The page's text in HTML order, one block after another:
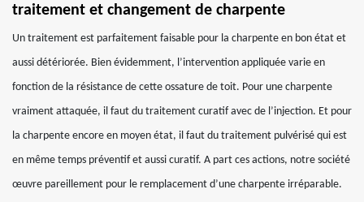
traitement et changement de charpente
Un traitement est parfaitement faisable pour la charpente en bon état et
aussi détériorée. Bien évidemment, l’intervention appliquée varie en
fonction de la résistance de cette ossature de toit. Pour une charpente
vraiment attaquée, il faut du traitement curatif avec de l’injection. Et pour
la charpente encore en moyen état, il faut du traitement pulvérisé qui est
en même temps préventif et aussi curatif. A part ces actions, notre société
œuvre pareillement pour le remplacement d’une charpente irréparable.